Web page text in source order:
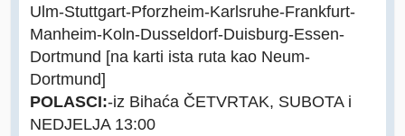
Ulm-Stuttgart-Pforzheim-Karlsruhe-Frankfurt-
Manheim-Koln-Dusseldorf-Duisburg-Essen-
Dortmund [na karti ista ruta kao Neum-
Dortmund]
POLASCI:-iz Bihaća ČETVRTAK, SUBOTA i
NEDJELJA 13:00